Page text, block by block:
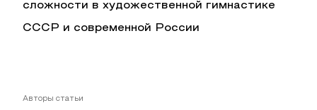
сложности в художественной гимнастике
СССР и современной России
Авторы статьи